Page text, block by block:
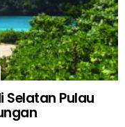
Selatan Pulau